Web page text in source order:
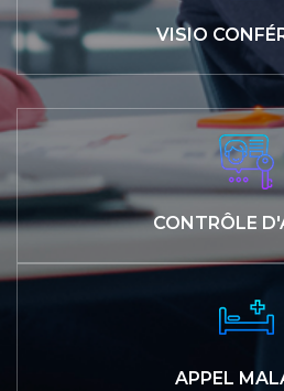
VISIO
CONTRÔLE
APPEL